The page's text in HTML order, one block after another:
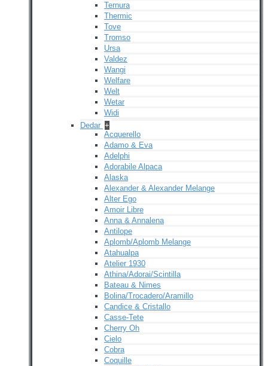
Ternura
Thermic
Tove
Tromso
Ursa
Valdez
Wangi
Welfare
Welt
Wetar
Widi
Dedar +
Acquerello
Adamo & Eva
Adelphi
Adorabile Alpaca
Alaska
Alexander & Alexander Melange
Alter Ego
Amoir Libre
Anna & Annalena
Antilope
Aplomb/Aplomb Melange
Atahualpa
Atelier 1930
Athina/Adorai/Scintilla
Bateau & Nimes
Bolina/Trocadero/Aramillo
Candice & Cristallo
Casse-Tete
Cherry Oh
Cielo
Cobra
Coquille